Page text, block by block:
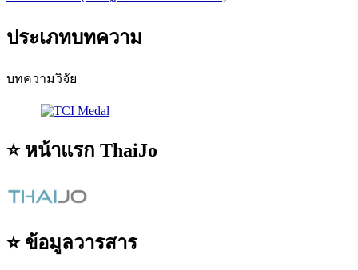
ประเภทบทความ
บทความวิจัย
⭐ หน้าแรก ThaiJo
⭐ ข้อมูลวารสาร